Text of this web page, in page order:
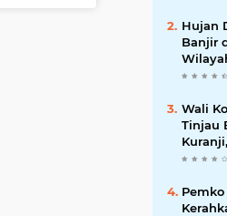
Hujan
Banjir
Warga
Banjir
Wali
Tinjau